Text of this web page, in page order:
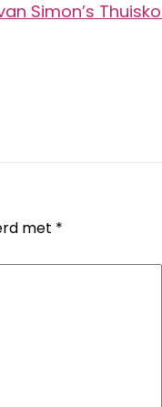
Simon’s
met *